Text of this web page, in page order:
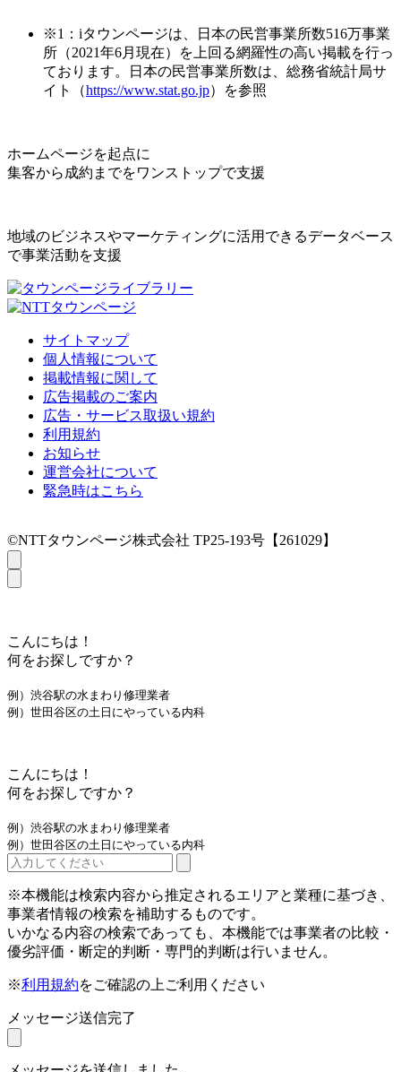
※1：iタウンページは、日本の民営事業所数516万事業
所（2021年6月現在）を上回る網羅性の高い掲載を行っ
ております。日本の民営事業所数は、総務省統計局サ
イト（https://www.stat.go.jp）を参照
ホームページを起点に
集客から成約までをワンストップで支援
地域のビジネスやマーケティングに活用できるデータベース
で事業活動を支援
サイトマップ
個人情報について
掲載情報に関して
広告掲載のご案内
広告・サービス取扱い規約
利用規約
お知らせ
運営会社について
緊急時はこちら
©NTTタウンページ株式会社 TP25-193号【261029】
こんにちは！
何をお探しですか？
例）渋谷駅の水まわり修理業者
例）世田谷区の土日にやっている内科
こんにちは！
何をお探しですか？
例）渋谷駅の水まわり修理業者
例）世田谷区の土日にやっている内科
※本機能は検索内容から推定されるエリアと業種に基づき、
事業者情報の検索を補助するものです。
いかなる内容の検索であっても、本機能では事業者の比較・
優劣評価・断定的判断・専門的判断は行いません。
※利用規約をご確認の上ご利用ください
メッセージ送信完了